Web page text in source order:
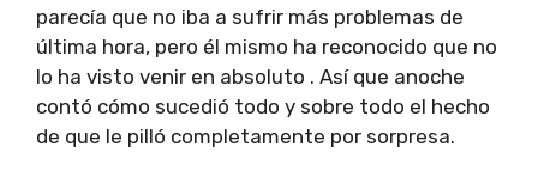
parecía que no iba a sufrir más problemas de
última hora, pero él mismo ha reconocido que no
lo ha visto venir en absoluto . Así que anoche
contó cómo sucedió todo y sobre todo el hecho
de que le pilló completamente por sorpresa.